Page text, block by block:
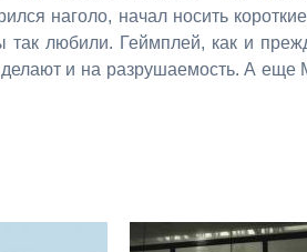
наголо, начал носить
так любили. Геймплей, как и
делают и на разрушаемость. А еще